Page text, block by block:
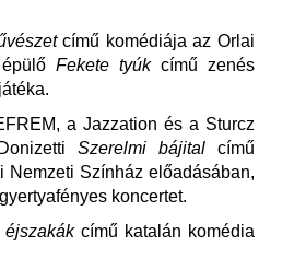
című komédiája az Orlai
épülőFekete tyúkcímű zenés
a Jazzation és a Sturcz
Szerelmi bájitalcímű
Nemzeti Színház előadásában,
koncertet.
éjszakákcímű katalán komédia